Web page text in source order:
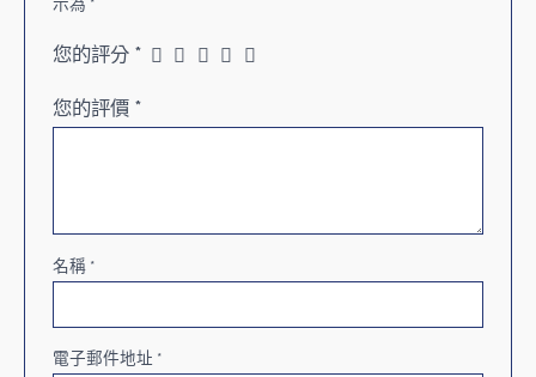
示為 *
您的評分 *
您的評價 *
名稱 *
電子郵件地址 *